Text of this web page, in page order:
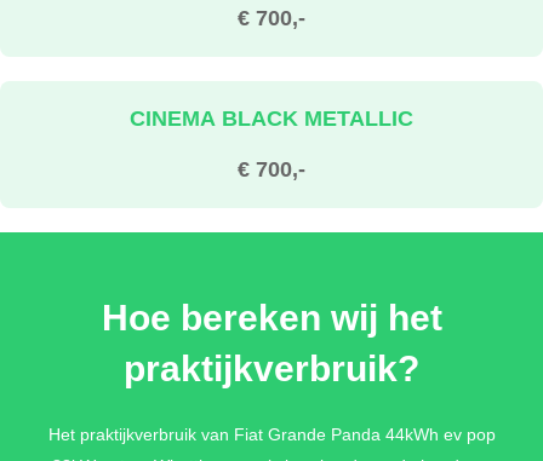
€ 700,-
€ 700,-
CINEMA BLACK METALLIC
€ 0,-
Hoe bereken wij het
praktijkverbruik?
Het praktijkverbruik van Fiat Grande Panda 44kWh ev pop